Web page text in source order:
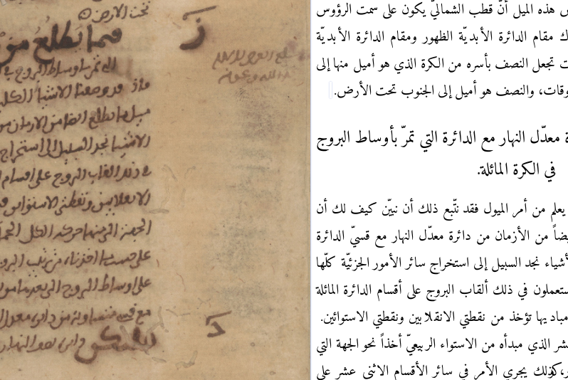
هذه الميل أنّ قطب الشماليّ يكون على سمت الرؤوس
الدائرة الأبديّة الظهور ومقام الدائرة الأبديّة
تجعل النصف بأسره من الكرة الذي هو أميل منها إلى
والنصف هو أميل إلى الجنوب تحت الأرض.
النهار مع الدائرة التي تمرّ بأوساط البروج
في الكرة المائلة.
يعلم من أمر الميول فقد نتّبع ذلك أن نبيّن كيف لك أن
من الأزمان من دائرة معدّل النهار مع قسيّ الدائرة
نجد السبيل إلى استخراج سائر الأمور الجزئيّة كلّها
في ذلك ألقاب البروج على أقسام الدائرة المائلة
تؤخذ من نقطتي الانقلابين ونقطتي الاستوائين.
مبدأه من الاستواء الربيعيّ أخذاً نحو الجهة التي
وكذلك يجري الأمر في سائر الأقسام الاثني عشر على